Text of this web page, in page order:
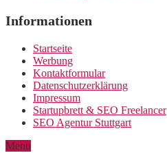
Informationen
Startseite
Werbung
Kontaktformular
Datenschutzerklärung
Impressum
Startupbrett & SEO Freelancer
SEO Agentur Stuttgart
Menu